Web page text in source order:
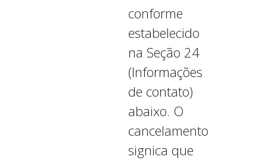
conforme
estabelecido
na Seção 24
(Informações
de contato)
abaixo. O
cancelamento
significa que